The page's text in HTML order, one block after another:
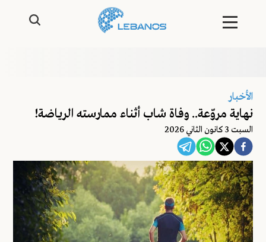
الأخبار
نهاية مروّعة.. وفاة شاب أثناء ممارسته الرياضة!
السبت 3 كانون الثاني 2026